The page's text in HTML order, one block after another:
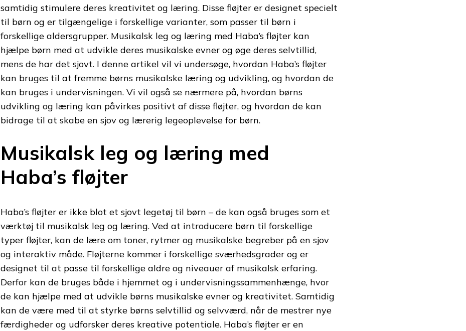
samtidig stimulere deres kreativitet og læring. Disse fløjter er designet specielt
til børn og er tilgængelige i forskellige varianter, som passer til børn i
forskellige aldersgrupper. Musikalsk leg og læring med Haba’s fløjter kan
hjælpe børn med at udvikle deres musikalske evner og øge deres selvtillid,
mens de har det sjovt. I denne artikel vil vi undersøge, hvordan Haba’s fløjter
kan bruges til at fremme børns musikalske læring og udvikling, og hvordan de
kan bruges i undervisningen. Vi vil også se nærmere på, hvordan børns
udvikling og læring kan påvirkes positivt af disse fløjter, og hvordan de kan
bidrage til at skabe en sjov og lærerig legeoplevelse for børn.
Musikalsk leg og læring med
Haba’s fløjter
Haba’s fløjter er ikke blot et sjovt legetøj til børn – de kan også bruges som et
værktøj til musikalsk leg og læring. Ved at introducere børn til forskellige
typer fløjter, kan de lære om toner, rytmer og musikalske begreber på en sjov
og interaktiv måde. Fløjterne kommer i forskellige sværhedsgrader og er
designet til at passe til forskellige aldre og niveauer af musikalsk erfaring.
Derfor kan de bruges både i hjemmet og i undervisningssammenhænge, hvor
de kan hjælpe med at udvikle børns musikalske evner og kreativitet. Samtidig
kan de være med til at styrke børns selvtillid og selvværd, når de mestrer nye
færdigheder og udforsker deres kreative potentiale. Haba’s fløjter er en